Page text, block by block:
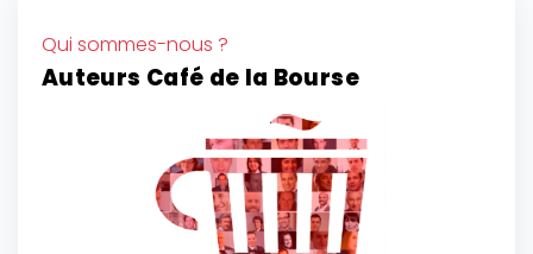
Qui sommes-nous ?
Auteurs Café de la Bourse